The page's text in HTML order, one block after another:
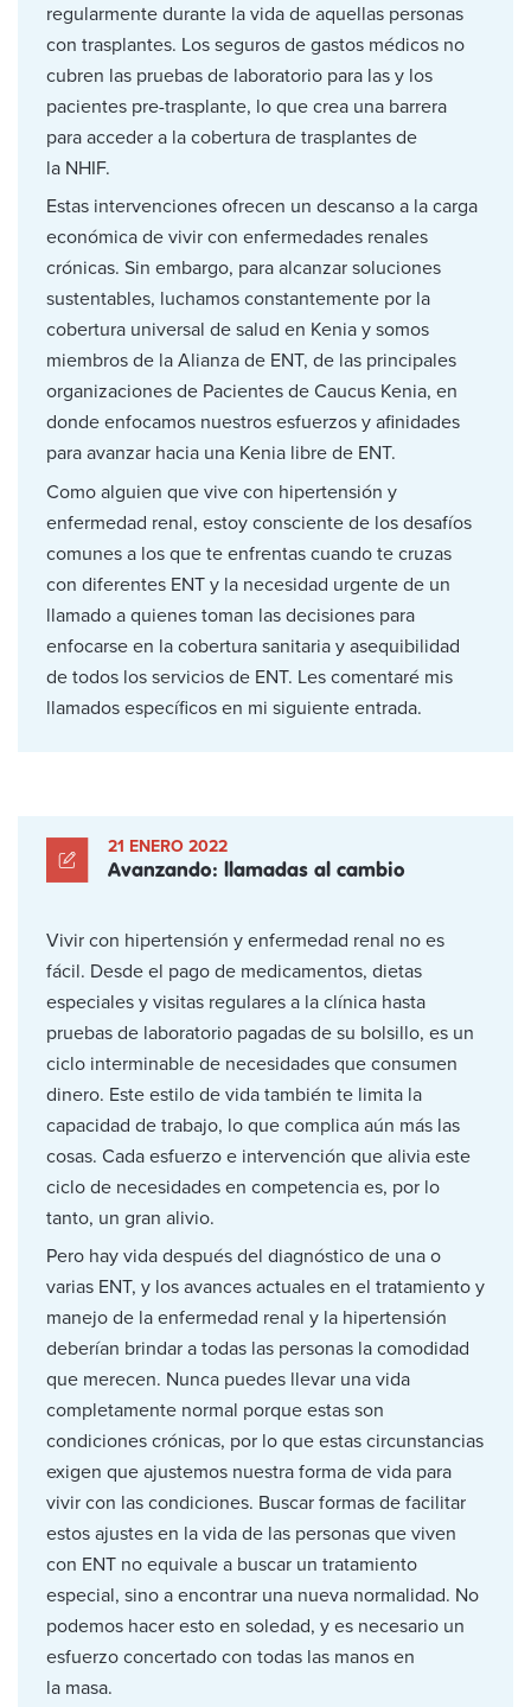
regularmente durante la vida de aquellas personas
con trasplantes. Los seguros de gastos médicos no
cubren las pruebas de laboratorio para las y los
pacientes pre-trasplante, lo que crea una barrera
para acceder a la cobertura de trasplantes de
la NHIF.
Estas intervenciones ofrecen un descanso a la carga
económica de vivir con enfermedades renales
crónicas. Sin embargo, para alcanzar soluciones
sustentables, luchamos constantemente por la
cobertura universal de salud en Kenia y somos
miembros de la Alianza de ENT, de las principales
organizaciones de Pacientes de Caucus Kenia, en
donde enfocamos nuestros esfuerzos y afinidades
para avanzar hacia una Kenia libre de ENT.
Como alguien que vive con hipertensión y
enfermedad renal, estoy consciente de los desafíos
comunes a los que te enfrentas cuando te cruzas
con diferentes ENT y la necesidad urgente de un
llamado a quienes toman las decisiones para
enfocarse en la cobertura sanitaria y asequibilidad
de todos los servicios de ENT. Les comentaré mis
llamados específicos en mi siguiente entrada.
21 ENERO 2022
Avanzando: llamadas al cambio
Vivir con hipertensión y enfermedad renal no es
fácil. Desde el pago de medicamentos, dietas
especiales y visitas regulares a la clínica hasta
pruebas de laboratorio pagadas de su bolsillo, es un
ciclo interminable de necesidades que consumen
dinero. Este estilo de vida también te limita la
capacidad de trabajo, lo que complica aún más las
cosas. Cada esfuerzo e intervención que alivia este
ciclo de necesidades en competencia es, por lo
tanto, un gran alivio.
Pero hay vida después del diagnóstico de una o
varias ENT, y los avances actuales en el tratamiento y
manejo de la enfermedad renal y la hipertensión
deberían brindar a todas las personas la comodidad
que merecen. Nunca puedes llevar una vida
completamente normal porque estas son
condiciones crónicas, por lo que estas circunstancias
exigen que ajustemos nuestra forma de vida para
vivir con las condiciones. Buscar formas de facilitar
estos ajustes en la vida de las personas que viven
con ENT no equivale a buscar un tratamiento
especial, sino a encontrar una nueva normalidad. No
podemos hacer esto en soledad, y es necesario un
esfuerzo concertado con todas las manos en
la masa.